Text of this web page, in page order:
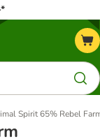
Spirit 65% Rebel